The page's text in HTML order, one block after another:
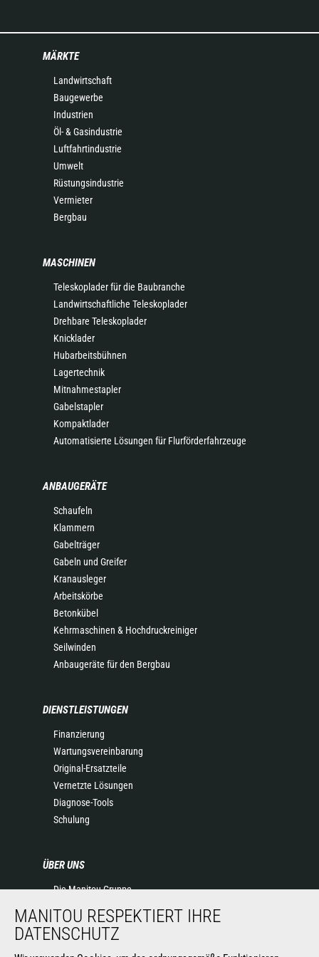
MÄRKTE
Landwirtschaft
Baugewerbe
Industrien
Öl- & Gasindustrie
Luftfahrtindustrie
Umwelt
Rüstungsindustrie
Vermieter
Bergbau
MASCHINEN
Teleskoplader für die Baubranche
Landwirtschaftliche Teleskoplader
Drehbare Teleskoplader
Knicklader
Hubarbeitsbühnen
Lagertechnik
Mitnahmestapler
Gabelstapler
Kompaktlader
Automatisierte Lösungen für Flurförderfahrzeuge
ANBAUGERÄTE
Schaufeln
Klammern
Gabelträger
Gabeln und Greifer
Kranausleger
Arbeitskörbe
Betonkübel
Kehrmaschinen & Hochdruckreiniger
Seilwinden
Anbaugeräte für den Bergbau
DIENSTLEISTUNGEN
Finanzierung
Wartungsvereinbarung
Original-Ersatzteile
Vernetzte Lösungen
Diagnose-Tools
Schulung
ÜBER UNS
Die Manitou-Gruppe
Impressum
Datenschutz
MANITOU RESPEKTIERT IHRE
DATENSCHUTZ